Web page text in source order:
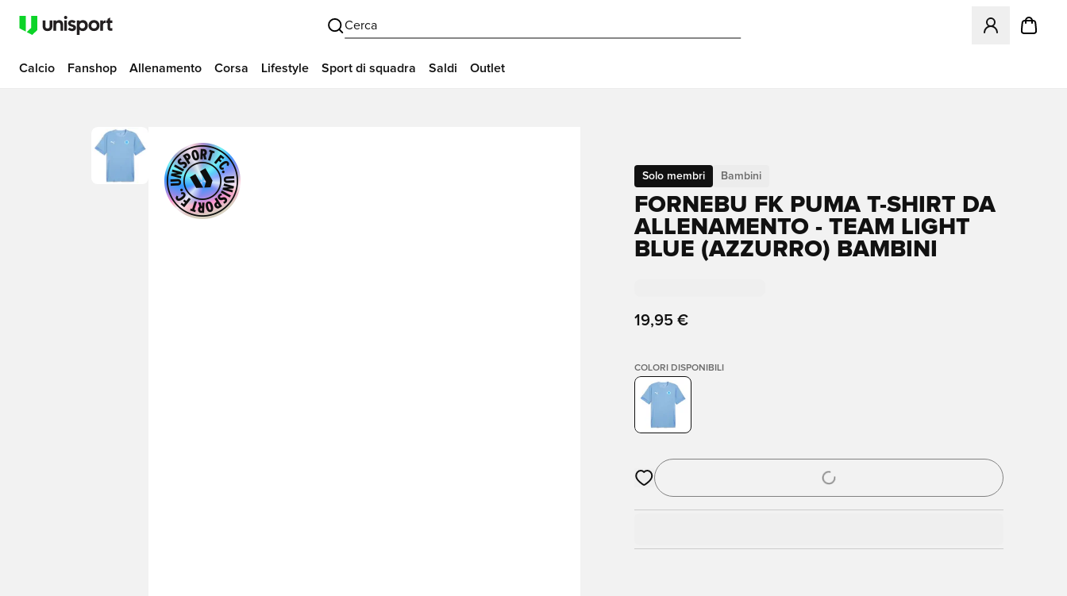
Cerca
Apre una
Calcio Fanshop Allenamento Corsa Lifestyle Sport di squadra Saldi Outlet
Solo membri Bambini
FORNEBU FK PUMA T-SHIRT DA
ALLENAMENTO - TEAM LIGHT
BLUE (AZZURRO) BAMBINI
19,95 €
COLORI DISPONIBILI
Apre una finestra modale per accedere o registrarsi come membro